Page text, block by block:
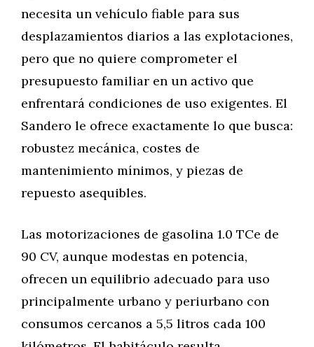
necesita un vehículo fiable para sus
desplazamientos diarios a las explotaciones,
pero que no quiere comprometer el
presupuesto familiar en un activo que
enfrentará condiciones de uso exigentes. El
Sandero le ofrece exactamente lo que busca:
robustez mecánica, costes de
mantenimiento mínimos, y piezas de
repuesto asequibles.
Las motorizaciones de gasolina 1.0 TCe de
90 CV, aunque modestas en potencia,
ofrecen un equilibrio adecuado para uso
principalmente urbano y periurbano con
consumos cercanos a 5,5 litros cada 100